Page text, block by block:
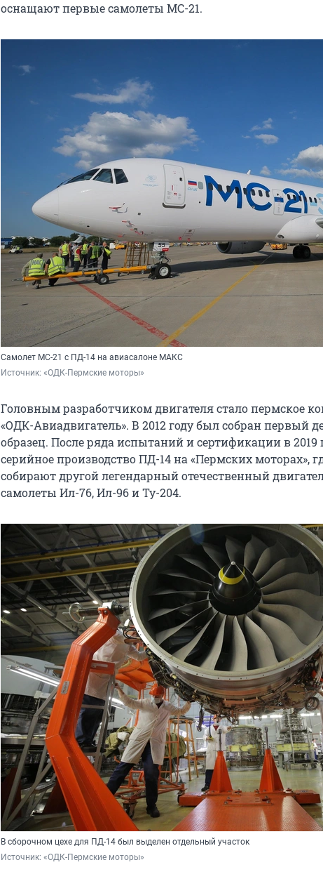
оснащают первые самолеты МС-21.
Самолет МС-21 с ПД-14 на авиасалоне МАКС
Источник: «ОДК-Пермские моторы»
Головным разработчиком двигателя стало пермское
«ОДК-Авиадвигатель». В 2012 году был собран первый
образец. После ряда испытаний и сертификации в 2019
серийное производство ПД-14 на «Пермских моторах»,
собирают другой легендарный отечественный
самолеты Ил-76, Ил-96 и Ту-204.
В сборочном цехе для ПД-14 был выделен отдельный участок
Источник: «ОДК-Пермские моторы»